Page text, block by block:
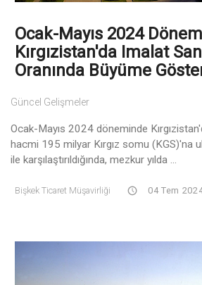
Ocak-Mayıs 2024
Kırgızistan'da Imalat
Oranında Büyüme
Güncel Gelişmeler
Ocak-Mayıs 2024 döneminde
hacmi 195 milyar Kırgız somu (KGS)'na
ile karşılaştırıldığında, mezkur yılda ...
Bişkek Ticaret Müşavirliği 04 Tem